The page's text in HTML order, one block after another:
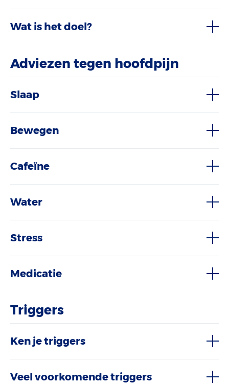
Wat is het doel?
Adviezen tegen hoofdpijn
Slaap
Bewegen
Cafeïne
Water
Stress
Medicatie
Triggers
Ken je triggers
Veel voorkomende triggers